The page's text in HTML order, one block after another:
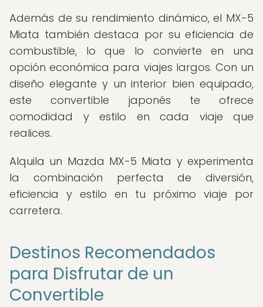
Además de su rendimiento dinámico, el MX-5
Miata también destaca por su eficiencia de
combustible, lo que lo convierte en una
opción económica para viajes largos. Con un
diseño elegante y un interior bien equipado,
este convertible japonés te ofrece
comodidad y estilo en cada viaje que
realices.
Alquila un Mazda MX-5 Miata y experimenta
la combinación perfecta de diversión,
eficiencia y estilo en tu próximo viaje por
carretera.
Destinos Recomendados
para Disfrutar de un
Convertible